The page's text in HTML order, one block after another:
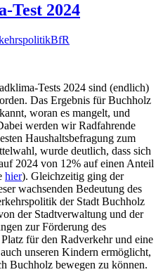
Test 2024
BfR
Tests 2024 sind (endlich)
Das Ergebnis für Buchholz
woran es mangelt, und
werden wir Radfahrende
Haushaltsbefragung zum
wurde deutlich, dass sich
2024 von 12% auf einen Anteil
hier). Gleichzeitig ging der
wachsenden Bedeutung des
der Stadt Buchholz
der Stadtverwaltung und der
zur Förderung des
für den Radverkehr und eine
unseren Kindern ermöglicht,
Buchholz bewegen zu können.